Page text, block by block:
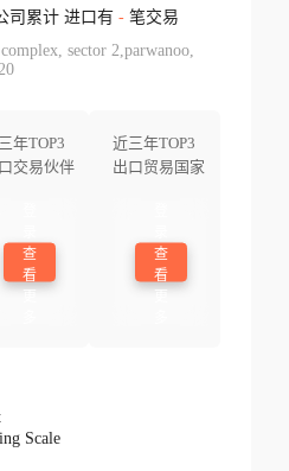
司累计 进口有 -笔交易
sector 2,parwanoo,
年TOP3
交易伙伴
查
看
近三年TOP3
出口贸易国家
查
看
Scale